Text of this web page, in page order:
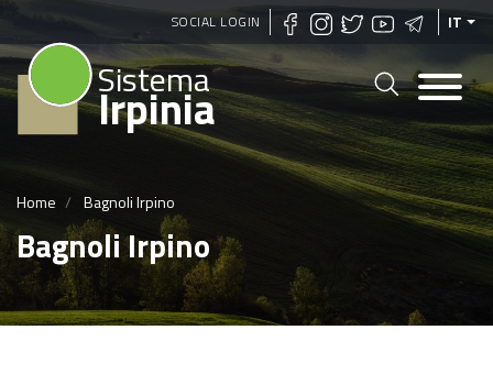
Salta
al
contenuto
principale
SOCIAL LOGIN IT
Sistema
Irpinia
Home Bagnoli Irpino
Bagnoli Irpino